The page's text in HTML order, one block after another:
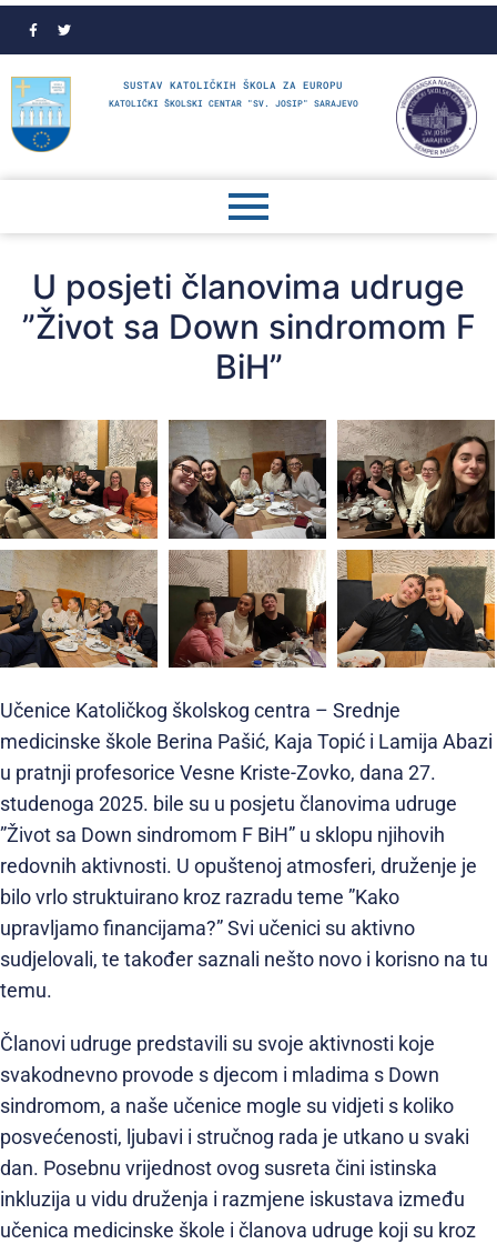
SUSTAV KATOLIČKIH ŠKOLA ZA EUROPU
KATOLIČKI ŠKOLSKI CENTAR "SV. JOSIP" SARAJEVO
U posjeti članovima udruge
”Život sa Down sindromom F
BiH”
Učenice Katoličkog školskog centra – Srednje
medicinske škole Berina Pašić, Kaja Topić i Lamija Abazi
u pratnji profesorice Vesne Kriste-Zovko, dana 27.
studenoga 2025. bile su u posjetu članovima udruge
”Život sa Down sindromom F BiH” u sklopu njihovih
redovnih aktivnosti. U opuštenoj atmosferi, druženje je
bilo vrlo struktuirano kroz razradu teme ”Kako
upravljamo financijama?” Svi učenici su aktivno
sudjelovali, te također saznali nešto novo i korisno na tu
temu.
Članovi udruge predstavili su svoje aktivnosti koje
svakodnevno provode s djecom i mladima s Down
sindromom, a naše učenice mogle su vidjeti s koliko
posvećenosti, ljubavi i stručnog rada je utkano u svaki
dan. Posebnu vrijednost ovog susreta čini istinska
inkluzija u vidu druženja i razmjene iskustava između
učenica medicinske škole i članova udruge koji su kroz